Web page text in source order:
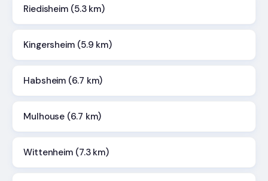
Riedisheim (5.3 km)
Kingersheim (5.9 km)
Habsheim (6.7 km)
Mulhouse (6.7 km)
Wittenheim (7.3 km)